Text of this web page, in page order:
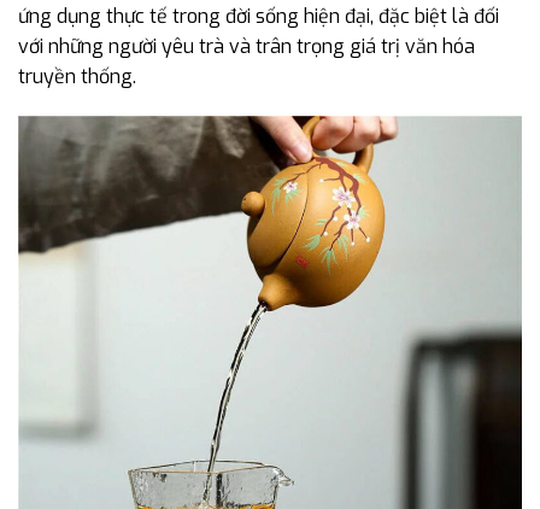
ứng dụng thực tế trong đời sống hiện đại, đặc biệt là đối
với những người yêu trà và trân trọng giá trị văn hóa
truyền thống.